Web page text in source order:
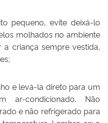
pequeno, evite deixá-lo
molhados no ambiente
a criança sempre vestida,
e levá-la direto para um
ar-condicionado. Não
e não refrigerado para